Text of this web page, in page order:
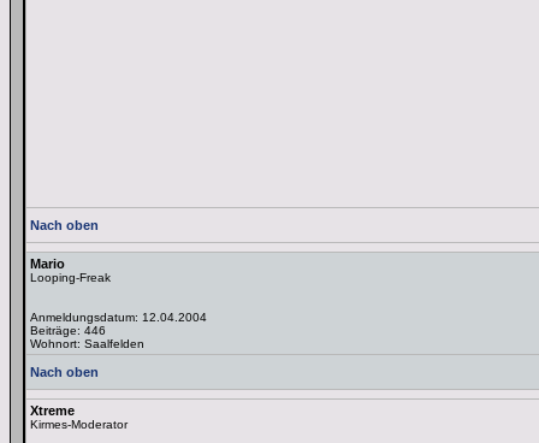
Nach oben
Mario
Looping-Freak
Anmeldungsdatum: 12.04.2004
Beiträge: 446
Wohnort: Saalfelden
Nach oben
Xtreme
Kirmes-Moderator